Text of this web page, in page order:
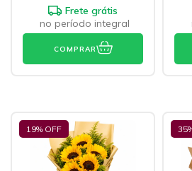
Frete grátis
no período integral
COMPRAR
19% OFF 35